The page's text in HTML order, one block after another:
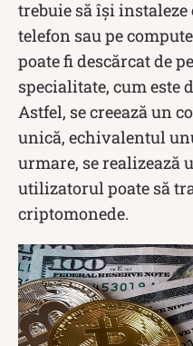
trebuie să își
telefon sau pe
poate fi descărcat de
specialitate, cum este
Astfel, se creează un
unică, echivalentul
urmare, se realizează
utilizatorul poate să
criptomonede.